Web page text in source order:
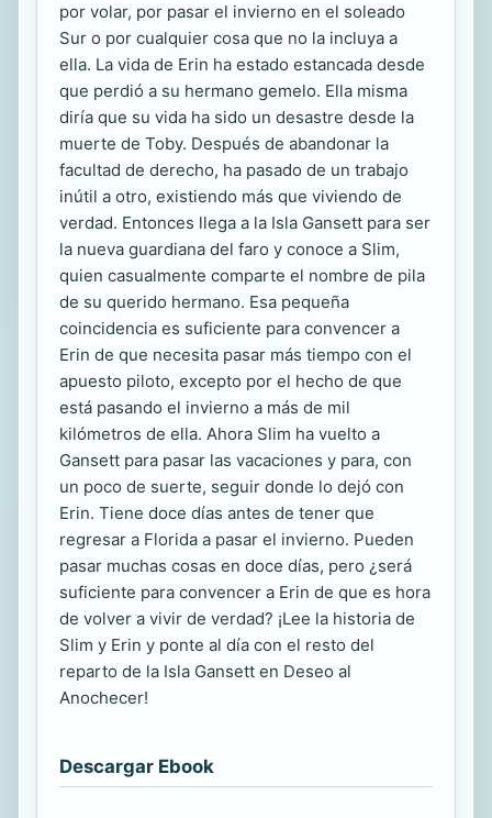
por volar, por pasar el invierno en el soleado
Sur o por cualquier cosa que no la incluya a
ella. La vida de Erin ha estado estancada desde
que perdió a su hermano gemelo. Ella misma
diría que su vida ha sido un desastre desde la
muerte de Toby. Después de abandonar la
facultad de derecho, ha pasado de un trabajo
inútil a otro, existiendo más que viviendo de
verdad. Entonces llega a la Isla Gansett para ser
la nueva guardiana del faro y conoce a Slim,
quien casualmente comparte el nombre de pila
de su querido hermano. Esa pequeña
coincidencia es suficiente para convencer a
Erin de que necesita pasar más tiempo con el
apuesto piloto, excepto por el hecho de que
está pasando el invierno a más de mil
kilómetros de ella. Ahora Slim ha vuelto a
Gansett para pasar las vacaciones y para, con
un poco de suerte, seguir donde lo dejó con
Erin. Tiene doce días antes de tener que
regresar a Florida a pasar el invierno. Pueden
pasar muchas cosas en doce días, pero ¿será
suficiente para convencer a Erin de que es hora
de volver a vivir de verdad? ¡Lee la historia de
Slim y Erin y ponte al día con el resto del
reparto de la Isla Gansett en Deseo al
Anochecer!
Descargar Ebook